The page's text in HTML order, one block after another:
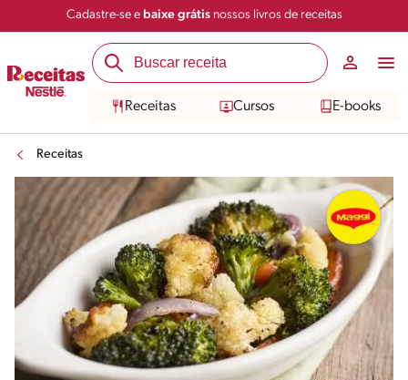
Cadastre-se e baixe grátisnossos livros de receitas
Receitas Cursos E-books
Receitas
Salvar Compartilhar